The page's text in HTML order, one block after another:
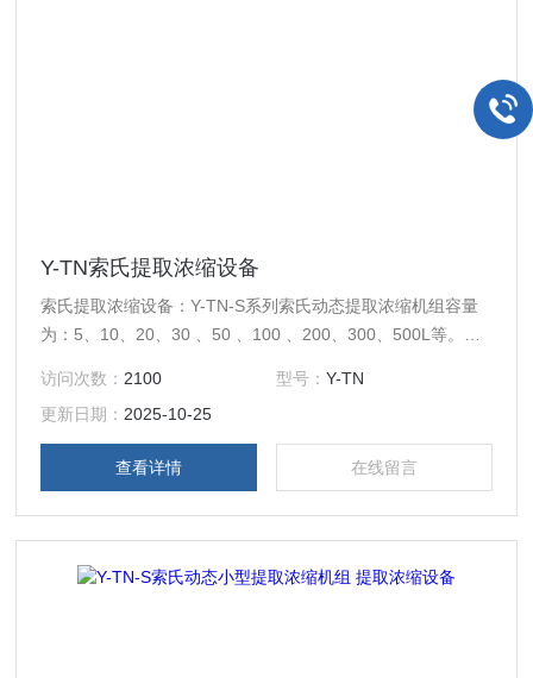
Y-TN索氏提取浓缩设备
索氏提取浓缩设备：Y-TN-S系列索氏动态提取浓缩机组容量
为：5、10、20、30 、50 、100 、200、300、500L等。主
线。
访问次数： 2100 型号： Y-TN
更新日期： 2025-10-25
查看详情 在线留言